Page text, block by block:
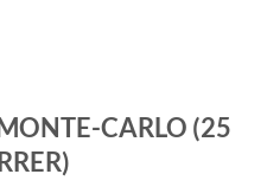
CARLO (25